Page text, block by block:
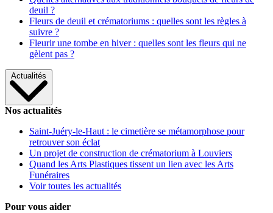
deuil ?
Fleurs de deuil et crématoriums : quelles sont les règles à
suivre ?
Fleurir une tombe en hiver : quelles sont les fleurs qui ne
gèlent pas ?
Actualités
Nos actualités
Saint-Juéry-le-Haut : le cimetière se métamorphose pour
retrouver son éclat
Un projet de construction de crématorium à Louviers
Quand les Arts Plastiques tissent un lien avec les Arts
Funéraires
Voir toutes les actualités
Pour vous aider